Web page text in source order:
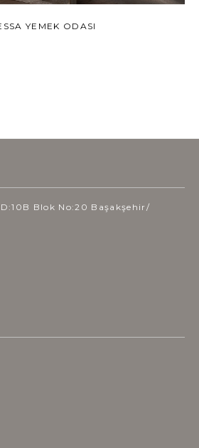
YEMEK ODASI
Blok No:20 Başakşehir/